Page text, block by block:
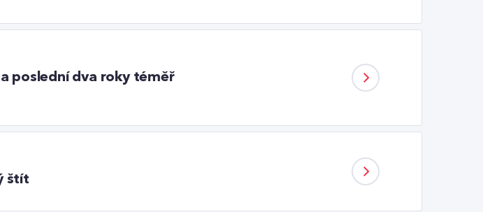
poslední dva roky téměř
štít